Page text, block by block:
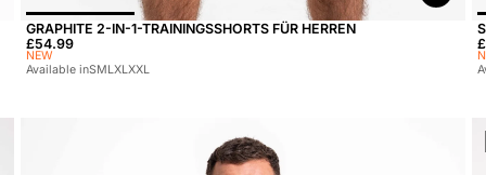
GRAPHITE 2-IN-1-TRAININGSSHORTS FÜR HERREN
Preis:
£54.99
NEW
Available inSMLXLXXL